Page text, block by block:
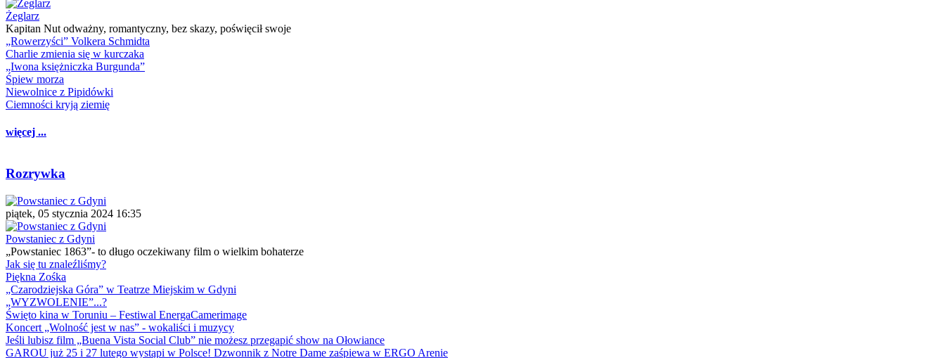
Żeglarz
Kapitan Nut odważny, romantyczny, bez skazy, poświęcił swoje
„Rowerzyści” Volkera Schmidta
Charlie zmienia się w kurczaka
„Iwona księżniczka Burgunda”
Śpiew morza
Niewolnice z Pipidówki
Ciemności kryją ziemię
więcej ...
Rozrywka
piątek, 05 stycznia 2024 16:35
Powstaniec z Gdyni
„Powstaniec 1863”- to długo oczekiwany film o wielkim bohaterze
Jak się tu znaleźliśmy?
Piękna Zośka
„Czarodziejska Góra” w Teatrze Miejskim w Gdyni
„WYZWOLENIE”...?
Święto kina w Toruniu – Festiwal EnergaCamerimage
Koncert „Wolność jest w nas” - wokaliści i muzycy
Jeśli lubisz film „Buena Vista Social Club” nie możesz przegapić show na Ołowiance
GAROU już 25 i 27 lutego wystąpi w Polsce! Dzwonnik z Notre Dame zaśpiewa w ERGO Arenie